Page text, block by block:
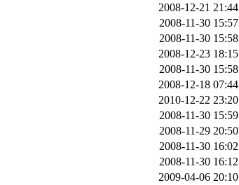
2008-12-21 21:44
2008-11-30 15:57
2008-11-30 15:58
2008-12-23 18:15
2008-11-30 15:58
2008-12-18 07:44
2010-12-22 23:20
2008-11-30 15:59
2008-11-29 20:50
2008-11-30 16:02
2008-11-30 16:12
2009-04-06 20:10